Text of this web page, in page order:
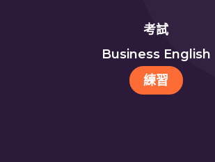
考試
Business English
練習